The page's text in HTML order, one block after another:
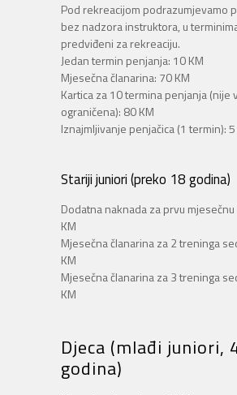
Pod rekreacijom podrazumjevamo
bez nadzora instruktora, u
predviđeni za rekreaciju.
Jedan termin penjanja: 10 KM
Mjesečna članarina: 70 KM
Kartica za 10 termina penjanja (nije
ograničena): 80 KM
Iznajmljivanje penjačica (1 termin): 5
Stariji juniori (preko 18 godina)
Dodatna naknada za prvu
KM
Mjesečna članarina za 2 treninga
KM
Mjesečna članarina za 3 treninga
KM
Djeca (mlađi juniori,
godina)